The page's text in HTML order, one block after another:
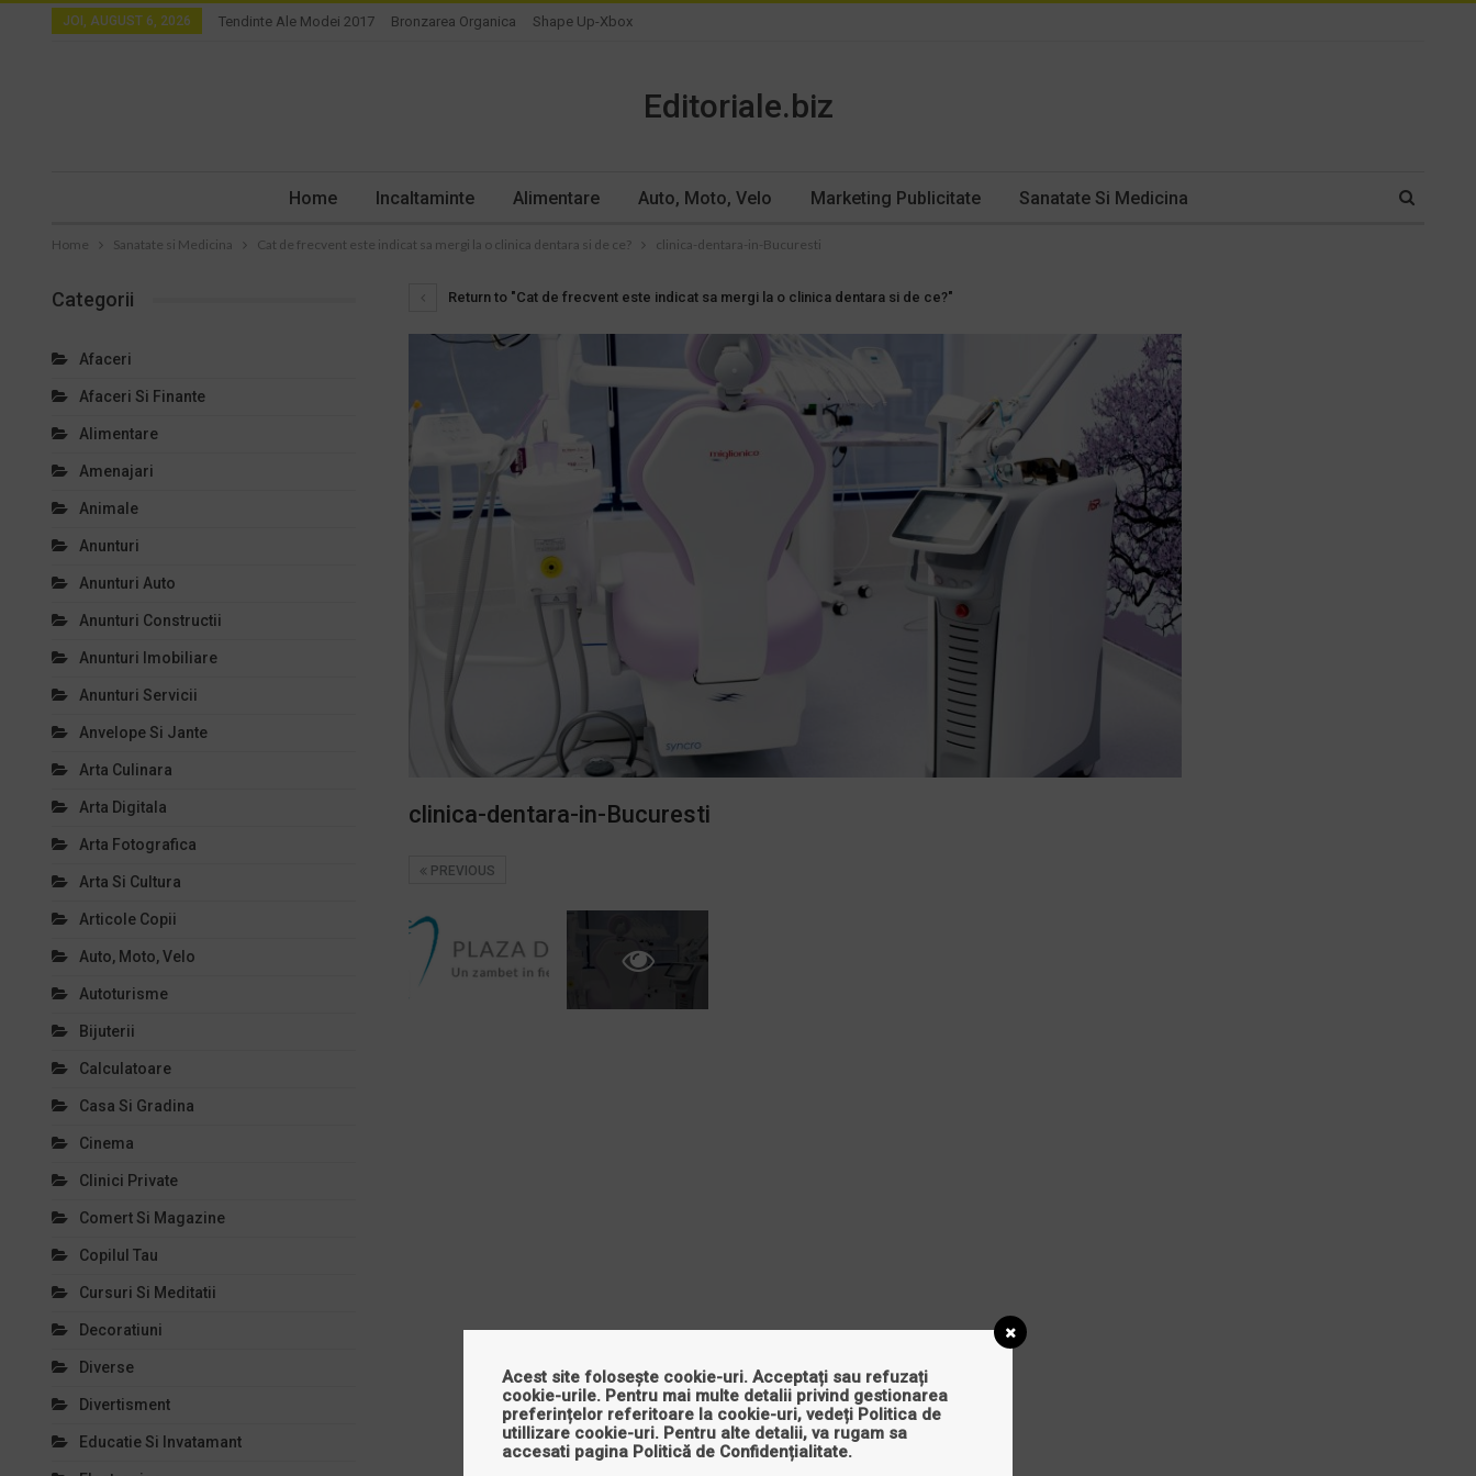
JOI, AUGUST 6, 2026 Tendinte Ale Modei 2017 Bronzarea Organica Shape Up-Xbox
Editoriale.biz
Home Incaltaminte Alimentare Auto, Moto, Velo Marketing Publicitate Sanatate Si Medicina
Home Sanatate si Medicina Cat de frecvent este indicat sa mergi la o clinica dentara si de ce? clinica-dentara-in-Bucuresti
Return to "Cat de frecvent este indicat sa mergi la o clinica dentara si de ce?"
clinica-dentara-in-Bucuresti
PREVIOUS
Categorii
Afaceri
Afaceri Si Finante
Alimentare
Amenajari
Animale
Anunturi
Anunturi Auto
Anunturi Constructii
Anunturi Imobiliare
Anunturi Servicii
Anvelope Si Jante
Arta Culinara
Arta Digitala
Arta Fotografica
Arta Si Cultura
Articole Copii
Auto, Moto, Velo
Autoturisme
Bijuterii
Calculatoare
Casa Si Gradina
Cinema
Clinici Private
Comert Si Magazine
Copilul Tau
Cursuri Si Meditatii
Decoratiuni
Diverse
Divertisment
Educatie Si Invatamant
Acest site folosește cookie-uri. Acceptați sau refuzați
cookie-urile. Pentru mai multe detalii privind gestionarea
preferințelor referitoare la cookie-uri, vedeți Politica de
utillizare cookie-uri. Pentru alte detalii, va rugam sa
accesati pagina Politică de Confidențialitate.